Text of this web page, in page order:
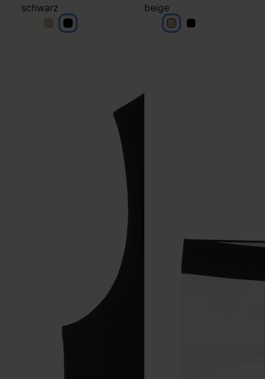
schwarz
schwarzschwarz
beige
beigebeige